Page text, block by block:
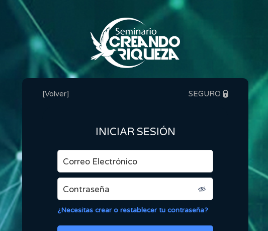
[Volver] SEGURO
INICIAR SESIÓN
¿Necesitas crear o restablecer tu contraseña?